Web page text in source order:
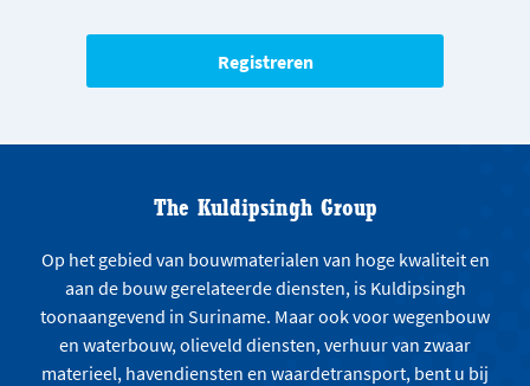
The Kuldipsingh Group
Op het gebied van bouwmaterialen van hoge kwaliteit en
aan de bouw gerelateerde diensten, is Kuldipsingh
toonaangevend in Suriname. Maar ook voor wegenbouw
en waterbouw, olieveld diensten, verhuur van zwaar
materieel, havendiensten en waardetransport, bent u bij